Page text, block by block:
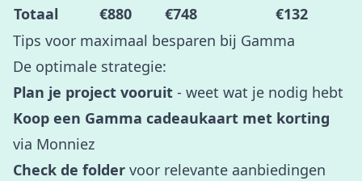
Totaal €880 €748
€132
Tips voor maximaal besparen bij Gamma
De optimale strategie:
Plan je project vooruit - weet wat je nodig hebt
Koop een Gamma cadeaukaart met korting
via Monniez
Check de folder voor relevante aanbiedingen